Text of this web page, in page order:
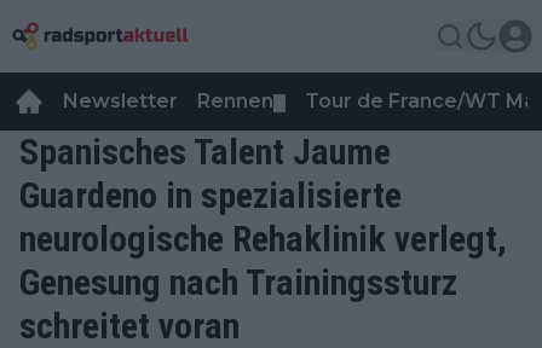
Newsletter Rennen Tour de France/WT
Spanisches Talent Jaume
Guardeno in spezialisierte
neurologische Rehaklinik verlegt,
Genesung nach Trainingssturz
schreitet voran